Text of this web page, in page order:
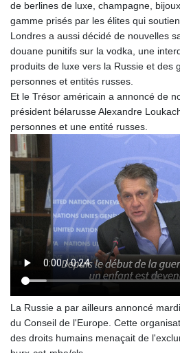
de berlines de luxe, champagne,
gamme prisés par les élites qui
Londres a aussi décidé de nouvelles
douane punitifs sur la vodka, une
produits de luxe vers la Russie et des
personnes et entités russes.
Et le Trésor américain a annoncé de
président bélarusse Alexandre
personnes et une entité russes.
La Russie a par ailleurs annoncé
du Conseil de l'Europe. Cette
des droits humains menaçait de